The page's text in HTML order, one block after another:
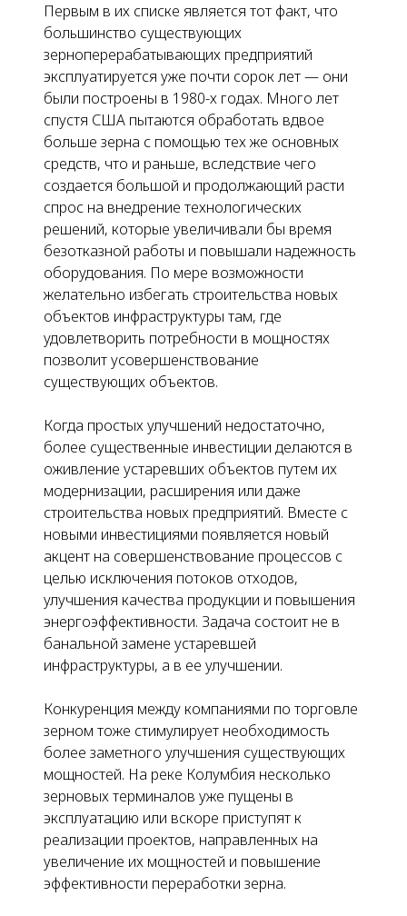
Первым в их списке является тот факт, что
большинство существующих
зерноперерабатывающих предприятий
эксплуатируется уже почти сорок лет — они
были построены в 1980-х годах. Много лет
спустя США пытаются обработать вдвое
больше зерна с помощью тех же основных
средств, что и раньше, вследствие чего
создается большой и продолжающий расти
спрос на внедрение технологических
решений, которые увеличивали бы время
безотказной работы и повышали надежность
оборудования. По мере возможности
желательно избегать строительства новых
объектов инфраструктуры там, где
удовлетворить потребности в мощностях
позволит усовершенствование
существующих объектов.
Когда простых улучшений недостаточно,
более существенные инвестиции делаются в
оживление устаревших объектов путем их
модернизации, расширения или даже
строительства новых предприятий. Вместе с
новыми инвестициями появляется новый
акцент на совершенствование процессов с
целью исключения потоков отходов,
улучшения качества продукции и повышения
энергоэффективности. Задача состоит не в
банальной замене устаревшей
инфраструктуры, а в ее улучшении.
Конкуренция между компаниями по торговле
зерном тоже стимулирует необходимость
более заметного улучшения существующих
мощностей. На реке Колумбия несколько
зерновых терминалов уже пущены в
эксплуатацию или вскоре приступят к
реализации проектов, направленных на
увеличение их мощностей и повышение
эффективности переработки зерна.